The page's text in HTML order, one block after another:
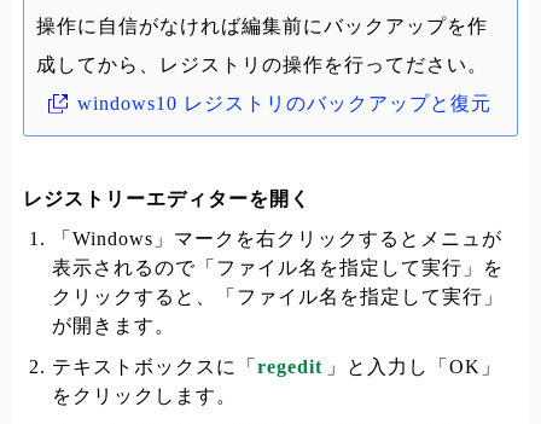
操作に自信がなければ編集前にバックアップを作
成してから、レジストリの操作を行ってださい。
windows10 レジストリのバックアップと復元
レジストリーエディターを開く
「Windows」マークを右クリックするとメニュが
表示されるので「ファイル名を指定して実行」を
クリックすると、「ファイル名を指定して実行」
が開きます。
テキストボックスに「 regedit 」と入力し「OK」
をクリックします。